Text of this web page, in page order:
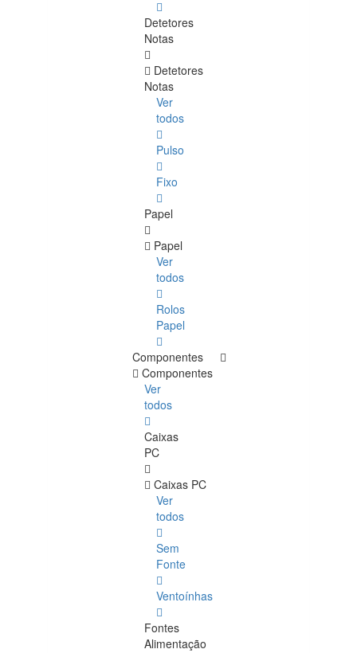
Detetores
Notas
Detetores
Notas
Ver
todos
Pulso
Fixo
Papel
Papel
Ver
todos
Rolos
Papel
Componentes
Componentes
Ver
todos
Caixas
PC
Caixas PC
Ver
todos
Sem
Fonte
Ventoínhas
Fontes
Alimentação